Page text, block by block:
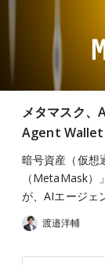
メタマスク、
Agent Wallet
暗号資産（仮想
（MetaMask）
が、AIエージェ
渡邉洋輔